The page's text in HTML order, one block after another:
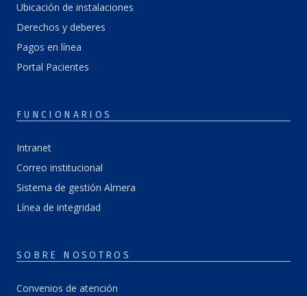
Ubicación de instalaciones
Derechos y deberes
Pagos en línea
Portal Pacientes
FUNCIONARIOS
Intranet
Correo institucional
Sistema de gestión Almera
Línea de integridad
SOBRE NOSOTROS
Convenios de atención